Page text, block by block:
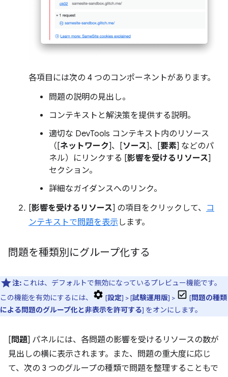
各項目には次の 4 つのコンポーネントがあります。
問題の説明の見出し。
コンテキストと解決策を提供する説明。
適切な DevTools コンテキスト内のリソース
（[ネットワーク]、[ソース]、[要素] などのパ
ネル）にリンクする [影響を受けるリソース]
セクション。
詳細なガイダンスへのリンク。
[影響を受けるリソース] の項目をクリックして、 コ
ンテキストで問題を表示 します。
問題を種類別にグループ化する
注: これは、デフォルトで無効になっているプレビュー機能です。
この機能を有効にするには、
[設定] > [試験運用版] > [問題の種類
による問題のグループ化と非表示を許可する] をオンにします。
[ 問題] パネルには、各問題の影響を受けるリソースの数が
見出しの横に表示されます。また、問題の重大度に応じ
て、次の 3 つのグループの種類で問題を整理することもで